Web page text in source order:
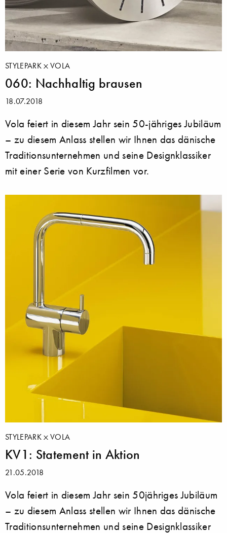
STYLEPARK VOLA
060: Nachhaltig brausen
18.07.2018
Vola feiert in diesem Jahr sein 50-jähriges Jubiläum
– zu diesem Anlass stellen wir Ihnen das dänische
Traditionsunternehmen und seine Designklassiker
mit einer Serie von Kurzfilmen vor.
STYLEPARK VOLA
KV1: Statement in Aktion
21.05.2018
Vola feiert in diesem Jahr sein 50jähriges Jubiläum
– zu diesem Anlass stellen wir Ihnen das dänische
Traditionsunternehmen und seine Designklassiker